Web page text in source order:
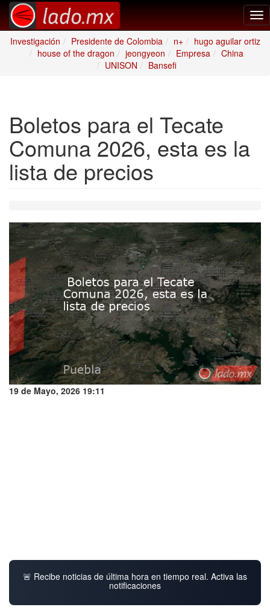
Investigación
Presidente de Colombia n+
hugo aguilar ortiz
house of the dragon
jeongyeon Empresa
China
UNISON
Bansefi
Boletos para el Tecate
Comuna 2026, esta es la
lista de precios
19 de Mayo, 2026 19:11
🚨 Recibe noticias de última hora en tiempo real. Activa las
notificaciones